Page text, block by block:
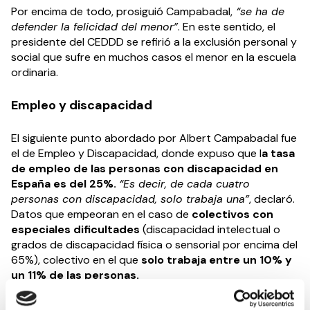
Por encima de todo, prosiguió Campabadal, “se ha de
defender la felicidad del menor”. En este sentido, el
presidente del CEDDD se refirió a la exclusión personal y
social que sufre en muchos casos el menor en la escuela
ordinaria.
Empleo y discapacidad
El siguiente punto abordado por Albert Campabadal fue
el de Empleo y Discapacidad, donde expuso que la tasa
de empleo de las personas con discapacidad en
España es del 25%. “Es decir, de cada cuatro
personas con discapacidad, solo trabaja una”, declaró.
Datos que empeoran en el caso de colectivos con
especiales dificultades (discapacidad intelectual o
grados de discapacidad física o sensorial por encima del
65%), colectivo en el que solo trabaja entre un 10% y
un 11% de las personas.
Campabadal se refirió entonces al cambio introducido